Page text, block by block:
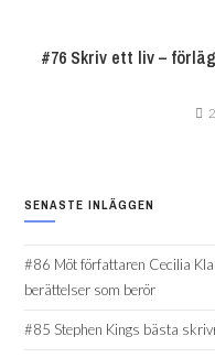
#76 Skriv ett liv –
SENASTE INLÄGGEN
#86 Möt författaren Cecilia
berättelser som berör
#85 Stephen Kings bästa